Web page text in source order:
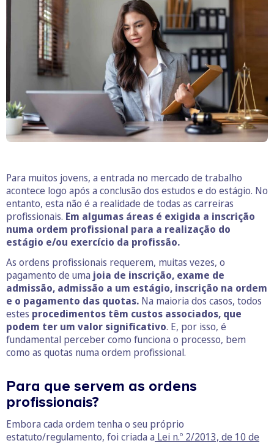
Para muitos jovens, a entrada no mercado de trabalho
acontece logo após a conclusão dos estudos e do estágio. No
entanto, esta não é a realidade de todas as carreiras
profissionais. Em algumas áreas é exigida a inscrição
numa ordem profissional para a realização do
estágio e/ou exercício da profissão.
As ordens profissionais requerem, muitas vezes, o
pagamento de uma joia de inscrição, exame de
admissão, admissão a um estágio, inscrição na ordem
e o pagamento das quotas. Na maioria dos casos, todos
estes procedimentos têm custos associados, que
podem ter um valor significativo. E, por isso, é
fundamental perceber como funciona o processo, bem
como as quotas numa ordem profissional.
Para que servem as ordens
profissionais?
Embora cada ordem tenha o seu próprio
estatuto/regulamento, foi criada a Lei n.º 2/2013, de 10 de